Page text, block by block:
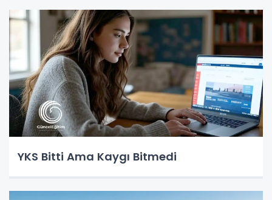
YKS Bitti Ama Kaygı Bitmedi